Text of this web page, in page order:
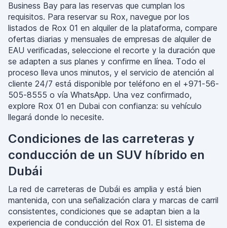
Business Bay para las reservas que cumplan los
requisitos. Para reservar su Rox, navegue por los
listados de Rox 01 en alquiler de la plataforma, compare
ofertas diarias y mensuales de empresas de alquiler de
EAU verificadas, seleccione el recorte y la duración que
se adapten a sus planes y confirme en línea. Todo el
proceso lleva unos minutos, y el servicio de atención al
cliente 24/7 está disponible por teléfono en el +971-56-
505-8555 o vía WhatsApp. Una vez confirmado,
explore Rox 01 en Dubai con confianza: su vehículo
llegará donde lo necesite.
Condiciones de las carreteras y
conducción de un SUV híbrido en
Dubái
La red de carreteras de Dubái es amplia y está bien
mantenida, con una señalización clara y marcas de carril
consistentes, condiciones que se adaptan bien a la
experiencia de conducción del Rox 01. El sistema de